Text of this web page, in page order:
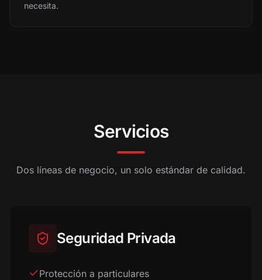
necesita.
Servicios
Dos líneas de negocio, un solo estándar de calidad.
Seguridad Privada
Protección a particulares